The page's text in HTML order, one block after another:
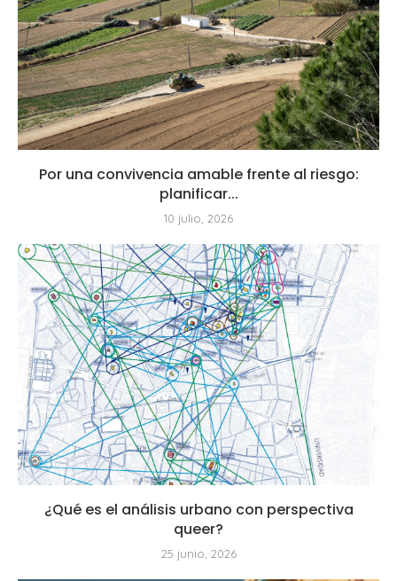
Por una convivencia amable frente al riesgo:
planificar...
10 julio, 2026
¿Qué es el análisis urbano con perspectiva
queer?
25 junio, 2026